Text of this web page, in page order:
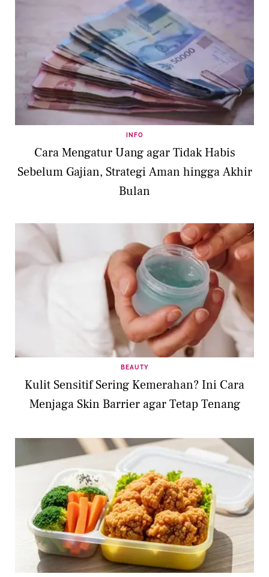
INFO
Cara Mengatur Uang agar Tidak Habis
Sebelum Gajian, Strategi Aman hingga Akhir
Bulan
BEAUTY
Kulit Sensitif Sering Kemerahan? Ini Cara
Menjaga Skin Barrier agar Tetap Tenang